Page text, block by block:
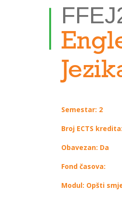
Semestar: 2
Broj ECTS
Obavezan: Da
Fond časova:
Modul: Opšti